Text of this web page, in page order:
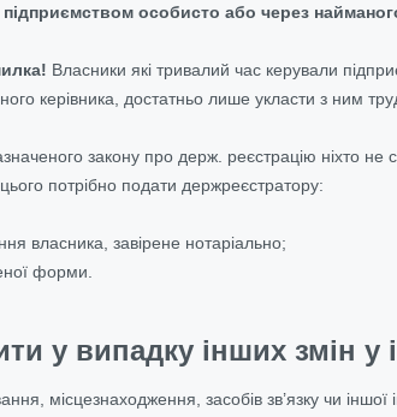
особисто або через
Власники які тривалий час керували
керівника, достатньо лише укласти з ним
закону про держ. реєстрацію ніхто не
потрібно подати держреєстратору:
власника, завірене нотаріально;
форми.
у випадку інших змін у
місцезнаходження, засобів зв’язку чи